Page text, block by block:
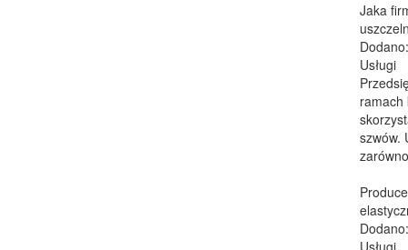
Jaka
Usługi
ramach
szwów.